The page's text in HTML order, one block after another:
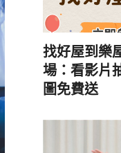
找好屋到樂
場：看影片
圖免費送